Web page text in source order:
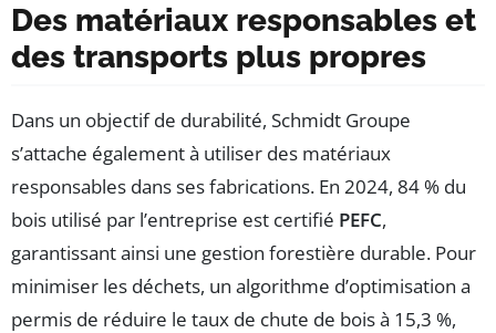
Des matériaux responsables et
des transports plus propres
Dans un objectif de durabilité, Schmidt Groupe
s’attache également à utiliser des matériaux
responsables dans ses fabrications. En 2024, 84 % du
bois utilisé par l’entreprise est certifié PEFC,
garantissant ainsi une gestion forestière durable. Pour
minimiser les déchets, un algorithme d’optimisation a
permis de réduire le taux de chute de bois à 15,3 %,